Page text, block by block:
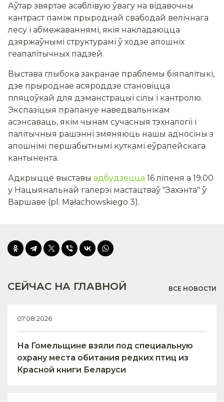
Аўтар звяртае асаблівую ўвагу на відавочны
кантраст паміж прыроднай свабодай велічнага
лесу і абмежаваннямі, якія накладаюцца
дзяржаўнымі структурамі ў ходзе апошніх
геапалітычных падзей.
Выстава глыбока закранае праблемы біяпалітыкі,
дзе прыроднае асяроддзе становіцца
пляцоўкай для дэманстрацыі сілы і кантролю.
Экспазіцыя прапануе наведвальнікам
асэнсаваць, якім чынам сучасныя тэхналогіі і
палітычныя рашэнні змяняюць нашы адносіны з
апошнімі першабытнымі куткамі еўрапейскага
кантынента.
Адкрыццё выставы адбудзецца 16 ліпеня а 19.00
у Нацыянальнай галерэі мастацтваў "Захэнта" ў
Варшаве (pl. Małachowskiego 3).
СЕЙЧАС НА ГЛАВНОЙ ВСЕ НОВОСТИ
07.08.2026
На Гомельщине взяли под специальную
охрану места обитания редких птиц из
Красной книги Беларуси